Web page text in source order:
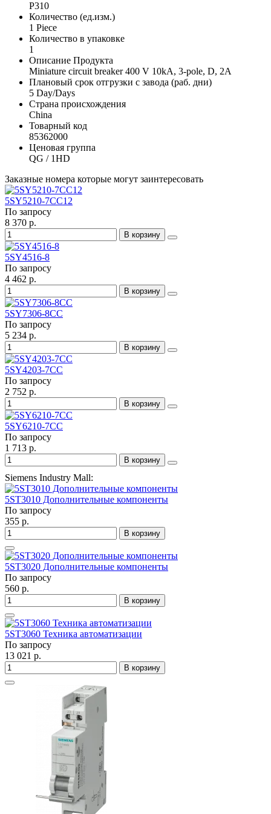
P310
Количество (ед.изм.)
1 Piece
Количество в упаковке
1
Описание Продукта
Miniature circuit breaker 400 V 10kA, 3-pole, D, 2A
Плановый срок отгрузки с завода (раб. дни)
5 Day/Days
Страна происхождения
China
Товарный код
85362000
Ценовая группа
QG / 1HD
Заказные номера которые могут заинтересовать
5SY5210-7CC12
По запросу
8 370 р.
В корзину
5SY4516-8
По запросу
4 462 р.
В корзину
5SY7306-8CC
По запросу
5 234 р.
В корзину
5SY4203-7CC
По запросу
2 752 р.
В корзину
5SY6210-7CC
По запросу
1 713 р.
В корзину
Siemens Industry Mall:
5ST3010 Дополнительные компоненты
По запросу
355 р.
В корзину
5ST3020 Дополнительные компоненты
По запросу
560 р.
В корзину
5ST3060 Техника автоматизации
По запросу
13 021 р.
В корзину